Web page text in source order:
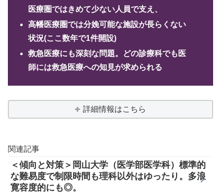
医療圏ではきめて少ない人員で支え、
高幡医療圏では分娩可能な施設が長らくない
状況(ここ数年で1件開設)
救急医療にも深刻な問題。どの診療科でも医
師には救急医療への知見が求められる
詳細情報はこちら
関連記事
＜傾向と対策＞岡山大学（医学部医学科）標準的
な難易度で制限時間も理科以外はゆったり。多浪
寛容度的にも◎。